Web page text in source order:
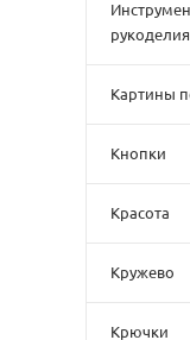
рукоделия
Картины
Кнопки
Красота
Кружево
Крючки